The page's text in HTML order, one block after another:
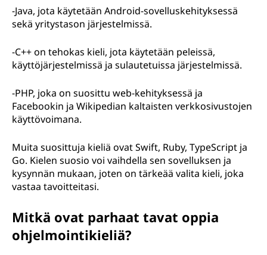
-Java, jota käytetään Android-sovelluskehityksessä
sekä yritystason järjestelmissä.
-C++ on tehokas kieli, jota käytetään peleissä,
käyttöjärjestelmissä ja sulautetuissa järjestelmissä.
-PHP, joka on suosittu web-kehityksessä ja
Facebookin ja Wikipedian kaltaisten verkkosivustojen
käyttövoimana.
Muita suosittuja kieliä ovat Swift, Ruby, TypeScript ja
Go. Kielen suosio voi vaihdella sen sovelluksen ja
kysynnän mukaan, joten on tärkeää valita kieli, joka
vastaa tavoitteitasi.
Mitkä ovat parhaat tavat oppia
ohjelmointikieliä?